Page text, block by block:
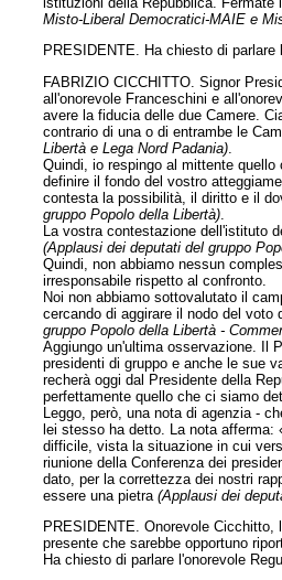
Misto-Liberal Democratici-MAIE e
PRESIDENTE. Ha chiesto di
FABRIZIO CICCHITTO. Signor
all'onorevole Franceschini e
avere la fiducia delle due Camere.
contrario di una o di entrambe le
Libertà e Lega Nord Padania)
Quindi, io respingo al mittente
definire il fondo del vostro
contesta la possibilità, il diritto e il
gruppo Popolo della Libertà)
La vostra contestazione dell'istituto
(Applausi dei deputati del gruppo
Quindi, non abbiamo nessun
irresponsabile rispetto al confronto.
Noi non abbiamo sottovalutato il
cercando di aggirare il nodo del
gruppo Popolo della Libertà -
Aggiungo un'ultima osservazione. Il
presidenti di gruppo e anche le sue
recherà oggi dal Presidente della
perfettamente quello che ci siamo
Leggo, però, una nota di agenzia -
lei stesso ha detto. La nota afferma:
difficile, vista la situazione in cui
riunione della Conferenza dei
dato, per la correttezza dei nostri
essere una pietra(Applausi dei
PRESIDENTE. Onorevole Cicchitto,
presente che sarebbe opportuno
Ha chiesto di parlare l'onorevole